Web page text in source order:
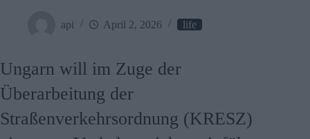
api April 2, 2026 life
Ungarn will im Zuge der
Überarbeitung der
Straßenverkehrsordnung (KRESZ)